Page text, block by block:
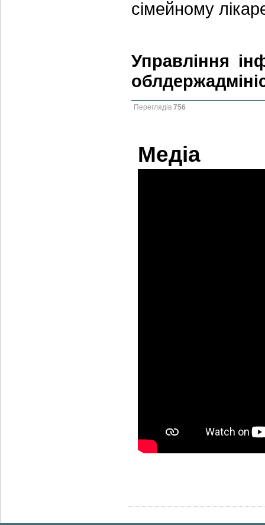
сімейному
Управління
Переглядів 756
Медіа